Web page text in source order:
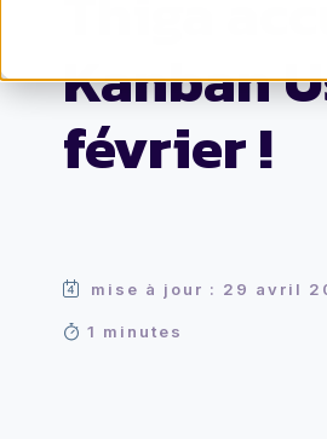
Kanban
février !
mise à jour : 29 avril
1 minutes